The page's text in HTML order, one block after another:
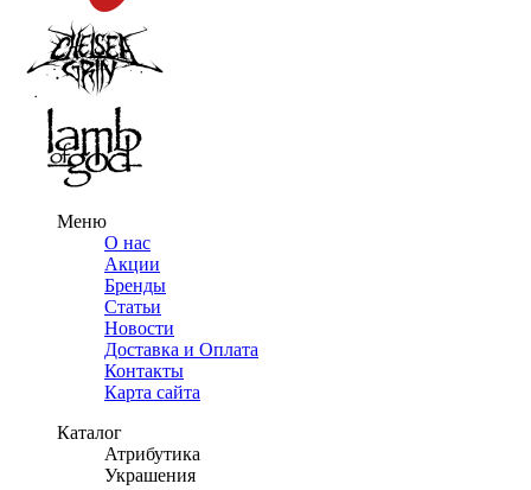
Меню
О нас
Акции
Бренды
Статьи
Новости
Доставка и Оплата
Контакты
Карта сайта
Каталог
Атрибутика
Украшения